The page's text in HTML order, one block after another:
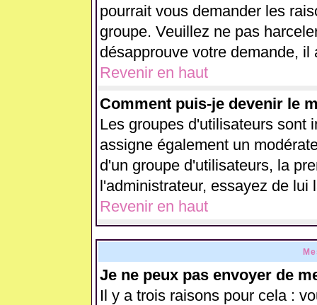
pourrait vous demander les
groupe. Veuillez ne pas
désapprouve votre demande, il
Revenir en haut
Comment puis-je devenir le
Les groupes d'utilisateurs sont
assigne également un
d'un groupe d'utilisateurs, la
l'administrateur, essayez de lui
Revenir en haut
Je ne peux pas envoyer de
Il y a trois raisons pour cela :